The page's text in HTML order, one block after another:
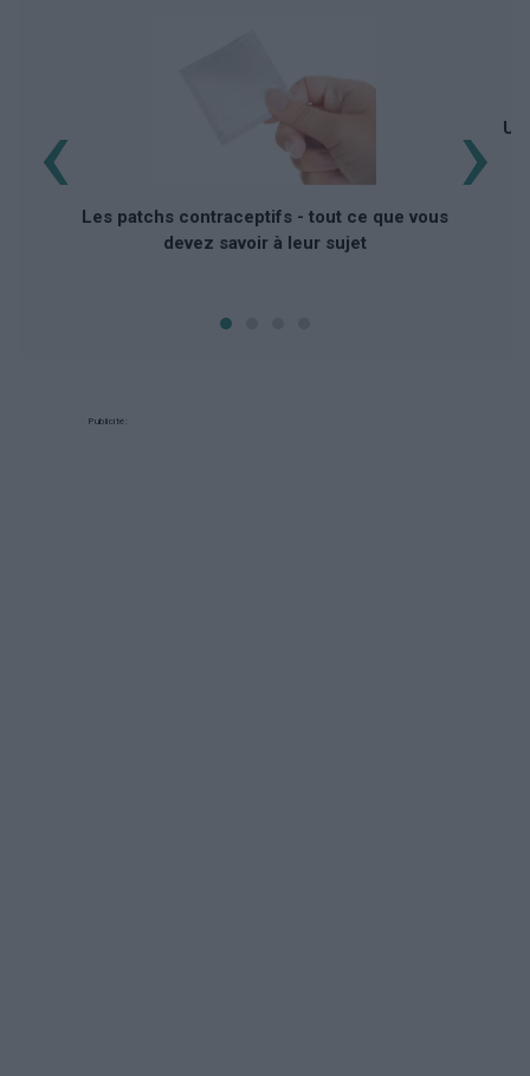
Les patchs contraceptifs - tout ce que vous
devez savoir à leur sujet
‹ ›
Publicité: